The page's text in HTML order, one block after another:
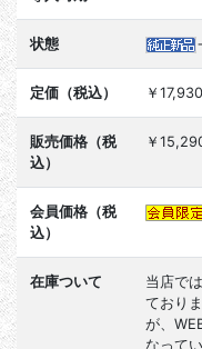
状態
定価（税込） ￥
販売価格（税
込）
￥
会員価格（税
込）
在庫ついて
当店で
ており
が、
なって